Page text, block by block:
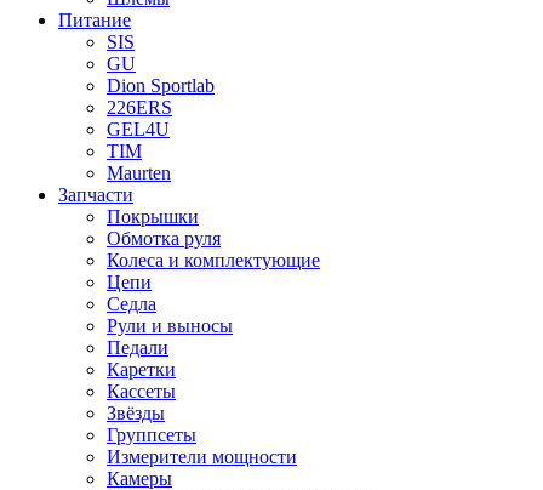
Питание
SIS
GU
Dion Sportlab
226ERS
GEL4U
TIM
Maurten
Запчасти
Покрышки
Обмотка руля
Колеса и комплектующие
Цепи
Седла
Рули и выносы
Педали
Каретки
Кассеты
Звёзды
Группсеты
Измерители мощности
Камеры